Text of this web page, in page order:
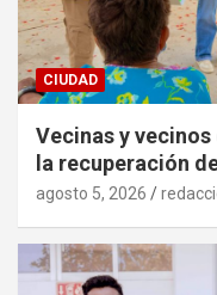
CIUDAD
Vecinas y
la recuperación
agosto 5, 2026